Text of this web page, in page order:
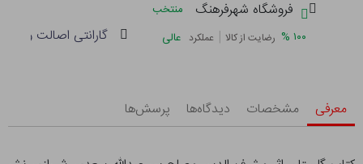
فروشگاه شهرفرهنگ
منتخب
۱۰۰ % رضایت از کالا | عملکرد عالی گارانتی اصالت و
معرفی مشخصات دیدگاه‌ها پرسش‌ها